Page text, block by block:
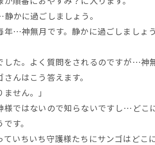
かに過ごしましょう。
年…神無月です。静かに過ごしましょ
した。よく質問をされるのですが…神
さんはこう答えます。
ません。」
様ではないので知らないですし…どこ
す。
ていちいち守護様たちにサンゴはどこ